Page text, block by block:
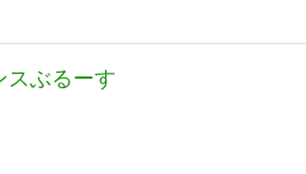
スぶるーす